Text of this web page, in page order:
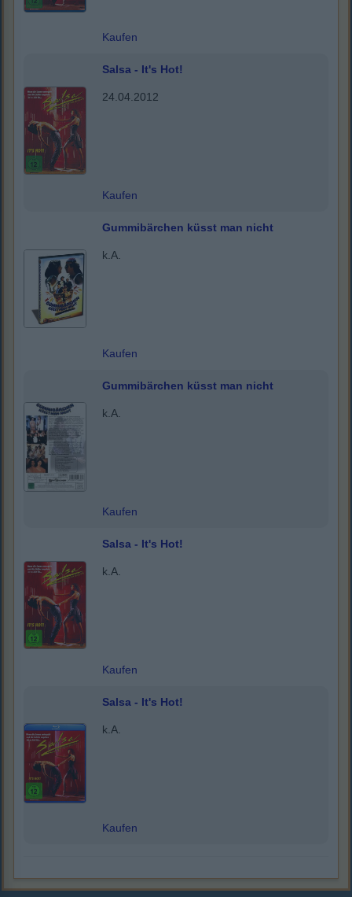
Kaufen
Salsa - It's Hot!
24.04.2012
Kaufen
Gummibärchen küsst man nicht
k.A.
Kaufen
Gummibärchen küsst man nicht
k.A.
Kaufen
Salsa - It's Hot!
k.A.
Kaufen
Salsa - It's Hot!
k.A.
Kaufen